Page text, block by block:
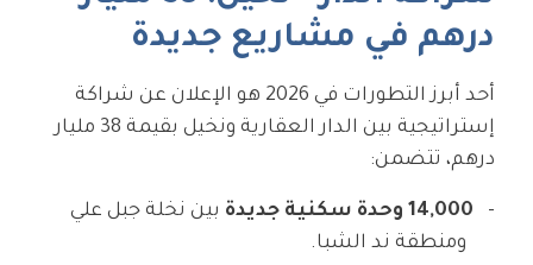
درهم في مشاريع جديدة
أحد أبرز التطورات في 2026 هو الإعلان عن شراكة
إستراتيجية بين الدار العقارية ونخيل بقيمة 38 مليار
درهم، تتضمن:
14,000 وحدة سكنية جديدة
بين نخلة جبل علي
ومنطقة ند الشبا.